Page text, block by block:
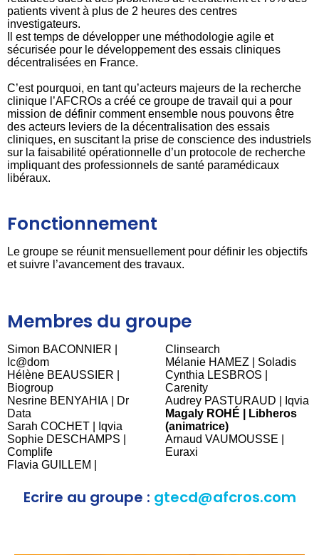
patients vivent à plus de 2 heures des centres
investigateurs.
Il est temps de développer une méthodologie agile et
sécurisée pour le développement des essais cliniques
décentralisées en France.
C’est pourquoi, en tant qu’acteurs majeurs de la recherche
clinique l’AFCROs a créé ce groupe de travail qui a pour
mission de définir comment ensemble nous pouvons être
des acteurs leviers de la décentralisation des essais
cliniques, en suscitant la prise de conscience des industriels
sur la faisabilité opérationnelle d’un protocole de recherche
impliquant des professionnels de santé paramédicaux
libéraux.
Fonctionnement
Le groupe se réunit mensuellement pour définir les objectifs
et suivre l’avancement des travaux.
Membres du groupe
Simon BACONNIER |
Ic@dom
Hélène BEAUSSIER |
Biogroup
Nesrine BENYAHIA | Dr
Data
Sarah COCHET | Iqvia
Sophie DESCHAMPS |
Complife
Flavia GUILLEM |
Clinsearch
Mélanie HAMEZ | Soladis
Cynthia LESBROS |
Carenity
Audrey PASTURAUD | Iqvia
Magaly ROHÉ | Libheros
(animatrice)
Arnaud VAUMOUSSE |
Euraxi
Ecrire au groupe : gtecd@afcros.com